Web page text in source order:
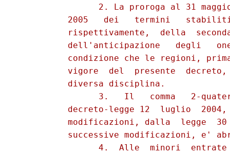
2. La proroga al 31
2005   dei   termini
rispettivamente,  della
dell'anticipazione   degli
condizione che le regioni,
vigore  del  presente
          diversa disciplina.
3.   Il   comma   2-
decreto-legge 12  luglio
modificazioni, dalla  legge
successive modificazioni, e'
4.  Alle  minori